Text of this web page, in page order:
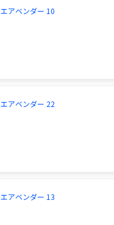
エアベンダー 10
エアベンダー 22
エアベンダー 13